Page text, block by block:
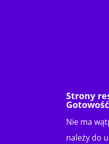
Strony
Nie ma
należy do